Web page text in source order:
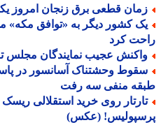
قطعی برق زنجان امروز یکشنبه 18 مرداد (خاموشی
کشور دیگر به «توافق مکه» می
کرد
عجیب نمایندگان مجلس
وحشتناک آسانسور در پاساژ
منفی سه رفت
روی خرید استقلالی ریسک
(عکس)